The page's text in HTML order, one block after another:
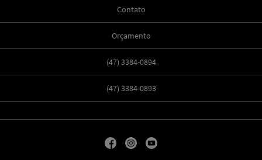
Contato
Orçamento
(47) 3384-0894
(47) 3384-0893